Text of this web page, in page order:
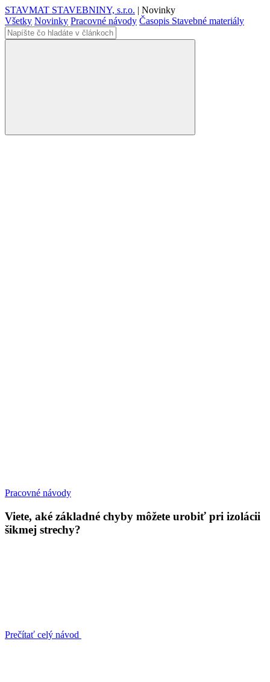
STAVMAT STAVEBNINY, s.r.o. | Novinky
Všetky Novinky Pracovné návody Časopis Stavebné materiály
Pracovné návody
Viete, aké základné chyby môžete urobiť pri izolácii
šikmej strechy?
Prečítať celý návod